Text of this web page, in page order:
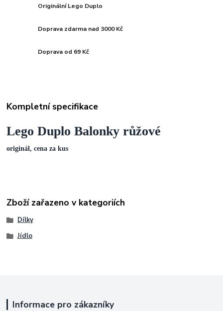
Originální Lego Duplo
Doprava zdarma nad 3000 Kč
Doprava od 69 Kč
Kompletní specifikace
Lego Duplo Balonky růžové
originál, cena za kus
Zboží zařazeno v kategoriích
Dílky
Jídlo
Informace pro zákazníky